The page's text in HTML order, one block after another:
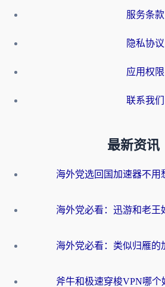
服务条款
隐私协议
应用权限
联系我们
最新资讯